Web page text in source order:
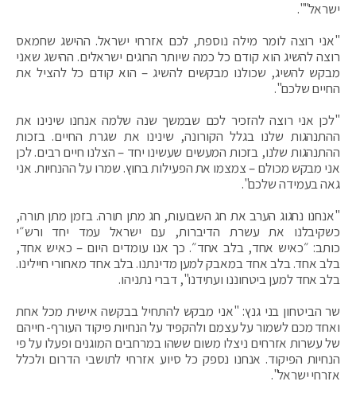
ישראל"".
"אני רוצה לומר מילה נוספת, לכם אזרחי ישראל. ההישג שחמאס
רוצה להשיג הוא קודם כל כמה שיותר הרוגים ישראלים. ההישג שאני
מבקש להשיג, שכולנו מבקשים להשיג – הוא קודם כל להציל את
החיים שלכם".
"לכן אני רוצה להזכיר לכם שבמשך שנה שלמה אנחנו שינינו את
ההתנהגות שלנו בגלל הקורונה, שינינו את שגרת החיים. בזכות
ההתנהגות שלנו, בזכות המעשים שעשינו יחד – הצלנו חיים רבים. לכן
אני מבקש מכולם – צמצמו את הפעילות בחוץ. שמרו על ההנחיות. אני
גאה בעמידה שלכם".
"אנחנו נחגוג הערב את חג השבועות, חג מתן תורה. בזמן מתן תורה,
כשקיבלנו את עשרת הדיברות, עם ישראל עמד יחד ורש״י
כותב: ״כאיש אחד, בלב אחד״. כך אנו עומדים היום – כאיש אחד,
בלב אחד. בלב אחד במאבק למען מדינתנו. בלב אחד מאחורי חיילינו.
בלב אחד למען ביטחוננו ועתידנו", דברי נתניהו.
שר הביטחון בני גנץ: "אני מבקש להתחיל בבקשה אישית מכל אחת
ואחד מכם לשמור על עצמם ולהקפיד על הנחיות פיקוד העורף- חייהם
של עשרות אזרחים ניצלו משום ששהו במרחבים המוגנים ופעלו על פי
הנחיות הפיקוד. אנחנו נספק כל סיוע אזרחי לתושבי הדרום ולכלל
אזרחי ישראל".